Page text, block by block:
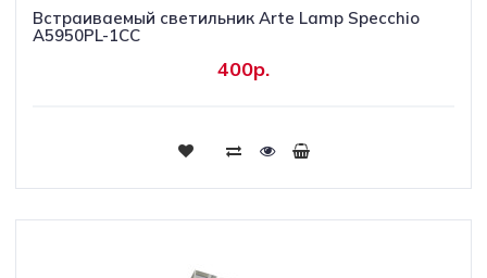
Встраиваемый светильник Arte Lamp Specchio
A5950PL-1CC
400р.